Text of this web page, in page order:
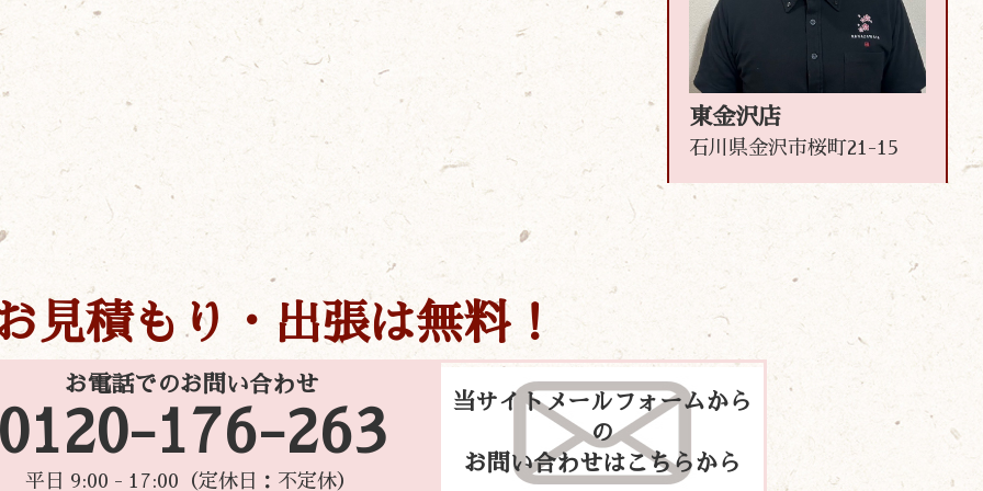
東金沢店
石川県金沢市桜町21-15
見積もり・出張は無料！
お電話でのお問い合わせ
176-263
平日 9:00 - 17:00（定休日：不定休）
当サイトメールフォームから
の
お問い合わせはこちらから